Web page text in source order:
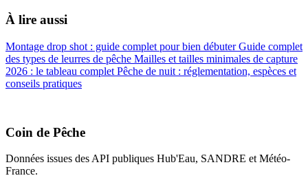
À lire aussi
Montage drop shot : guide complet pour bien débuterGuide complet
des types de leurres de pêche Mailles et tailles minimales de capture
2026 : le tableau complet Pêche de nuit : réglementation, espèces et
conseils pratiques
Coin de Pêche
Données issues des API publiques Hub'Eau, SANDRE et Météo-
France.